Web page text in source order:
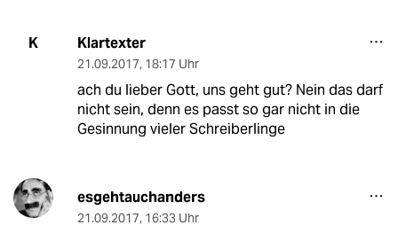
K Klartexter
21.09.2017, 18:17 Uhr
ach du lieber Gott, uns geht gut? Nein das darf
nicht sein, denn es passt so gar nicht in die
Gesinnung vieler Schreiberlinge
esgehtauchanders
21.09.2017, 16:33 Uhr